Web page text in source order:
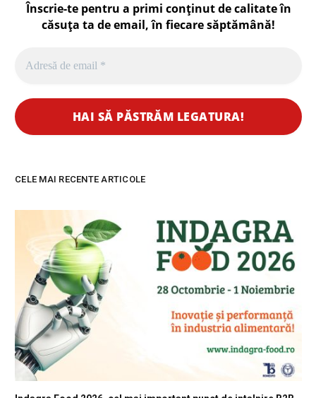
Înscrie-te pentru a primi conținut de calitate în
căsuța ta de email, în fiecaresăptămână!
CELE MAI RECENTE ARTICOLE